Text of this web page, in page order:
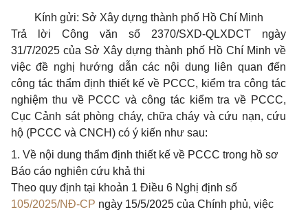
Kính gửi: Sở Xây dựng thành phố Hồ Chí Minh
Trả lời Công văn số 2370/SXD-QLXDCT ngày
31/7/2025 của Sở Xây dựng thành phố Hồ Chí Minh về
việc đề nghị hướng dẫn các nội dung liên quan đến
công tác thẩm định thiết kế về PCCC, kiểm tra công tác
nghiệm thu về PCCC và công tác kiểm tra về PCCC,
Cục Cảnh sát phòng cháy, chữa cháy và cứu nạn, cứu
hộ (PCCC và CNCH) có ý kiến như sau:
1. Về nội dung thẩm định thiết kế về PCCC trong hồ sơ
Báo cáo nghiên cứu khả thi
Theo quy định tại khoản 1 Điều 6 Nghị định số
105/2025/NĐ-CP ngày 15/5/2025 của Chính phủ, việc